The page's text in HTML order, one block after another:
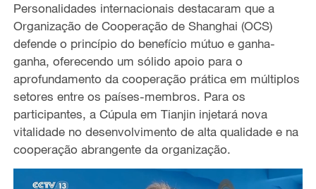
Personalidades internacionais destacaram que a
Organização de Cooperação de Shanghai (OCS)
defende o princípio do benefício mútuo e ganha-
ganha, oferecendo um sólido apoio para o
aprofundamento da cooperação prática em múltiplos
setores entre os países-membros. Para os
participantes, a Cúpula em Tianjin injetará nova
vitalidade no desenvolvimento de alta qualidade e na
cooperação abrangente da organização.